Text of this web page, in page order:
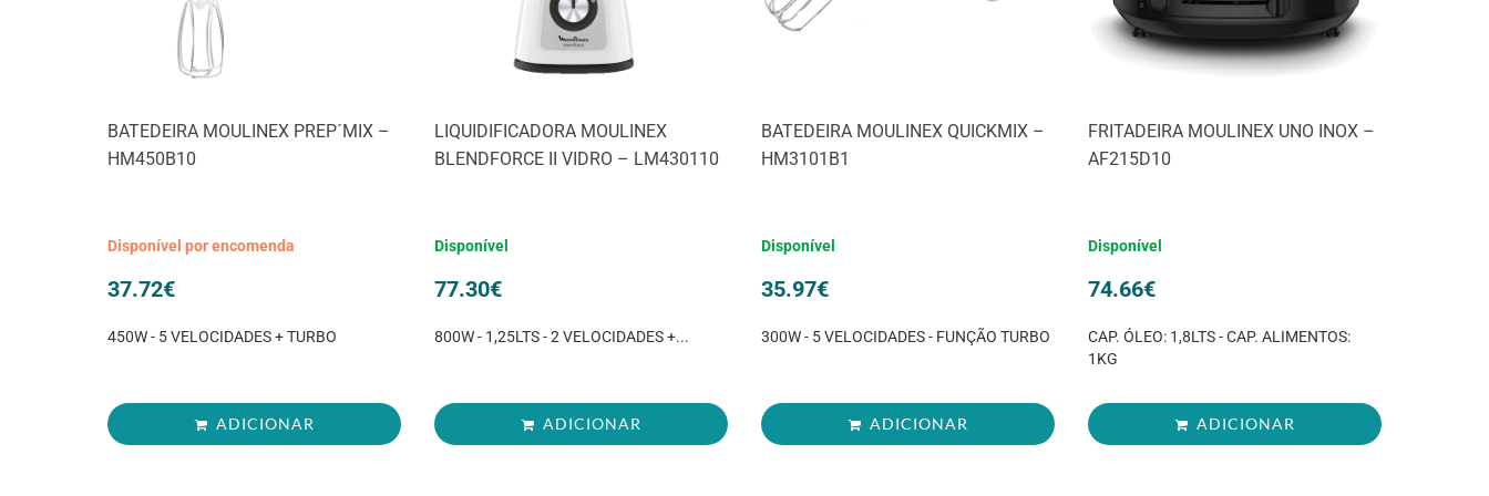
BATEDEIRA MOULINEX PREP´MIX –
HM450B10
Disponível por encomenda
37.72€
450W - 5 VELOCIDADES + TURBO
ADICIONAR
LIQUIDIFICADORA MOULINEX
BLENDFORCE II VIDRO – LM430110
Disponível
77.30€
800W - 1,25LTS - 2 VELOCIDADES +...
ADICIONAR
BATEDEIRA MOULINEX QUICKMIX –
HM3101B1
Disponível
35.97€
300W - 5 VELOCIDADES - FUNÇÃO TURBO
ADICIONAR
FRITADEIRA MOULINEX UNO INOX –
AF215D10
Disponível
74.66€
CAP. ÓLEO: 1,8LTS - CAP. ALIMENTOS:
1KG
ADICIONAR